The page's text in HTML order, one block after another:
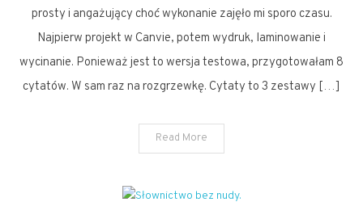
cytaty.
prosty i angażujący choć wykonanie zajęło mi sporo czasu.
Najpierw projekt w Canvie, potem wydruk, laminowanie i
wycinanie. Ponieważ jest to wersja testowa, przygotowałam 8
cytatów. W sam raz na rozgrzewkę. Cytaty to 3 zestawy […]
Read More